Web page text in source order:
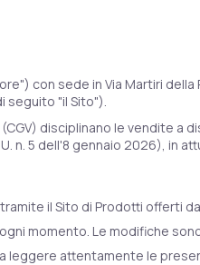
con sede in Via Martiri
seguito "il Sito").
disciplinano le vendite a
n. 5 dell'8 gennaio 2026), in
il Sito di Prodotti offerti
momento. Le modifiche
leggere attentamente le